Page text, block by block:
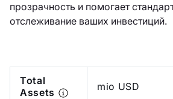
прозрачность и помогает
отслеживание ваших инвестиций.
Total
Assets
mio USD